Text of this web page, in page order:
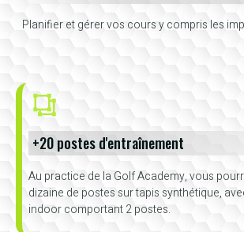
Planifier et gérer vos cours y compris les
+20 postes d'entraînement
Au practice de la Golf Academy, vous
dizaine de postes sur tapis synthétique,
indoor comportant 2 postes.